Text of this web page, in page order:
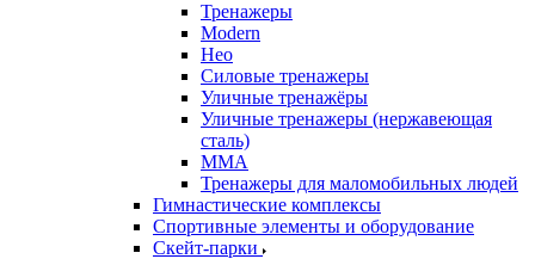
Тренажеры
Modern
Нео
Силовые тренажеры
Уличные тренажёры
Уличные тренажеры (нержавеющая
сталь)
ММА
Тренажеры для маломобильных людей
Гимнастические комплексы
Спортивные элементы и оборудование
Скейт-парки